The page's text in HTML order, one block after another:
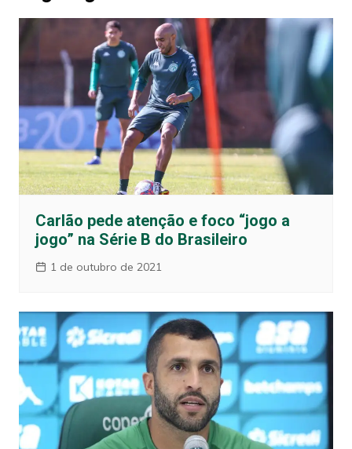
Carlão pede atenção e foco “jogo a
jogo” na Série B do Brasileiro
1 de outubro de 2021